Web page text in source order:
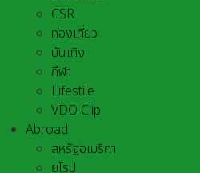
CSR
ท่องเที่ยว
บันเทิง
กีฬา
Lifestile
VDO Clip
Abroad
สหรัฐอเมริกา
ยุโรป